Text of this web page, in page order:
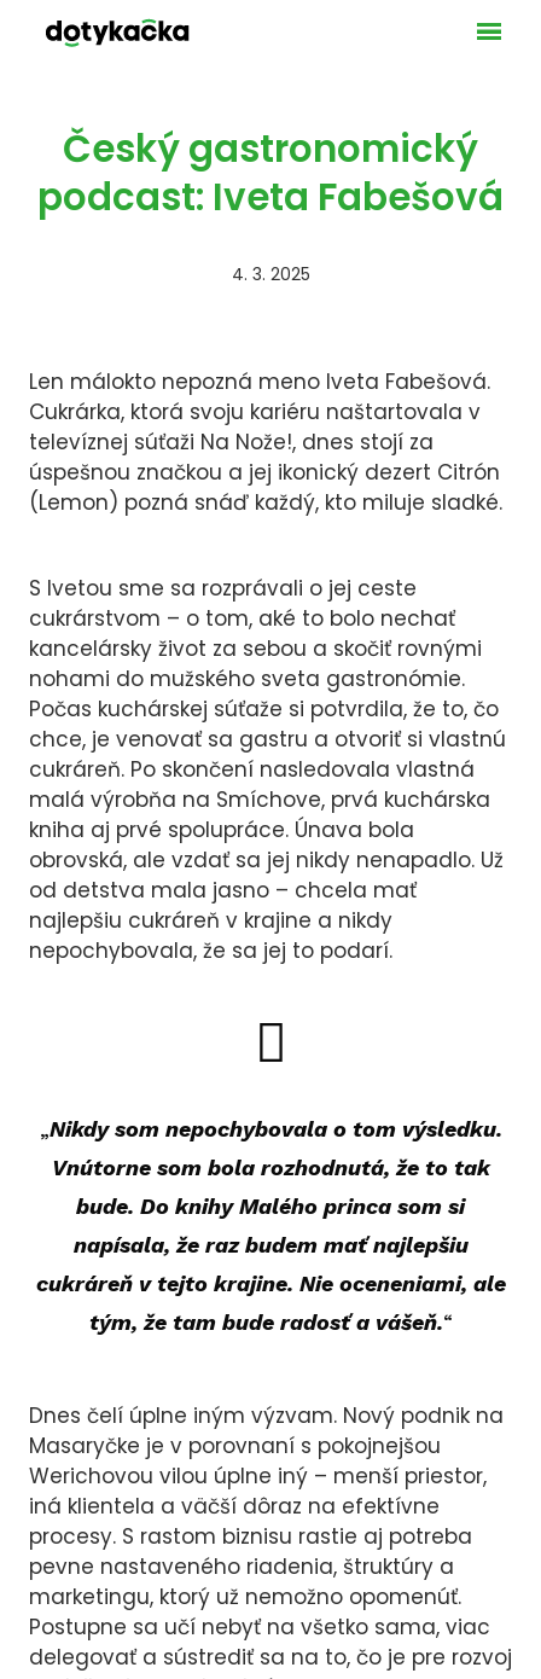
Ponuka
BLOG
Český gastronomický
podcast: Iveta Fabešová
4. 3. 2025
Len málokto nepozná meno Iveta Fabešová.
Cukrárka, ktorá svoju kariéru naštartovala v
televíznej súťaži Na Nože!, dnes stojí za
úspešnou značkou a jej ikonický dezert Citrón
(Lemon) pozná snáď každý, kto miluje sladké.
S Ivetou sme sa rozprávali o jej ceste
cukrárstvom – o tom, aké to bolo nechať
kancelársky život za sebou a skočiť rovnými
nohami do mužského sveta gastronómie.
Počas kuchárskej súťaže si potvrdila, že to, čo
chce, je venovať sa gastru a otvoriť si vlastnú
cukráreň. Po skončení nasledovala vlastná
malá výrobňa na Smíchove, prvá kuchárska
kniha aj prvé spolupráce. Únava bola
obrovská, ale vzdať sa jej nikdy nenapadlo. Už
od detstva mala jasno – chcela mať
najlepšiu cukráreň v krajine a nikdy
nepochybovala, že sa jej to podarí.
„Nikdy som nepochybovala o tom výsledku.
Vnútorne som bola rozhodnutá, že to tak
bude. Do knihy Malého princa som si
napísala, že raz budem mať najlepšiu
cukráreň v tejto krajine. Nie oceneniami, ale
tým, že tam bude radosť a vášeň.“
Dnes čelí úplne iným výzvam. Nový podnik na
Masaryčke je v porovnaní s pokojnejšou
Werichovou vilou úplne iný – menší priestor,
iná klientela a väčší dôraz na efektívne
procesy. S rastom biznisu rastie aj potreba
pevne nastaveného riadenia, štruktúry a
marketingu, ktorý už nemožno opomenúť.
Postupne sa učí nebyť na všetko sama, viac
delegovať a sústrediť sa na to, čo je pre rozvoj